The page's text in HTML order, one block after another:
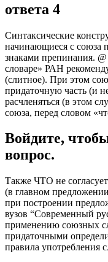
ответа 4
Синтаксические
начинающиеся с союза
знаками препинания.
словаре» РАН
(слитное). При этом
придаточную часть (и
расчленяться (в этом
союза, перед словом
Войдите,
вопрос.
Также ЧТО не
(в главном
при построении
вузов “Современный
применению союзных
придаточными
правила употребления